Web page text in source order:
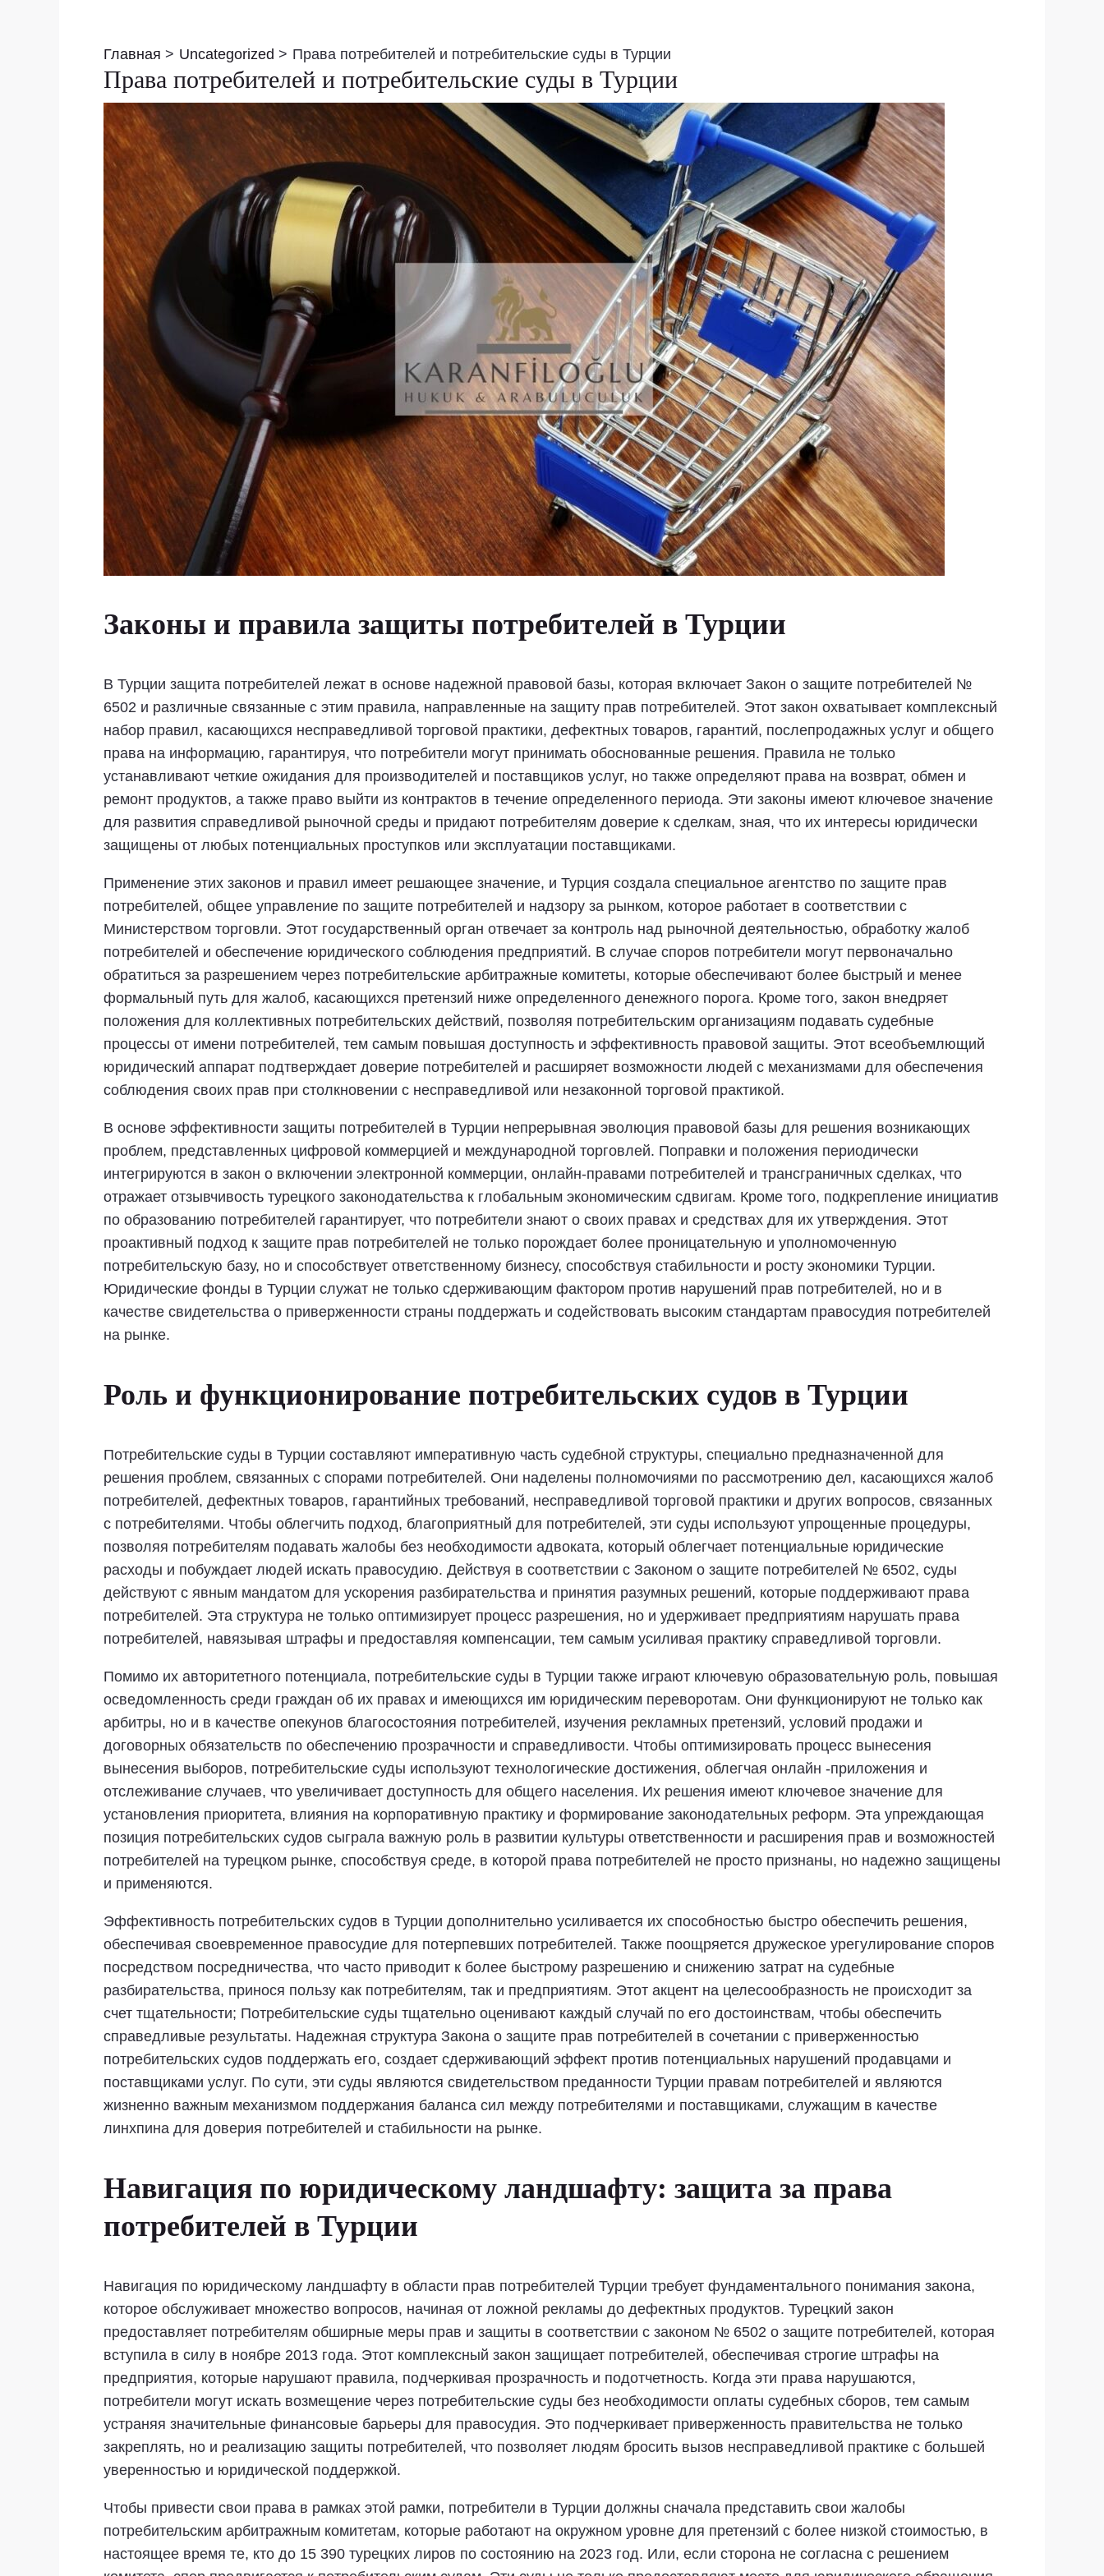
Главная Uncategorized Права потребителей и потребительские суды в Турции
Права потребителей и потребительские суды в Турции
Законы и правила защиты потребителей в Турции
В Турции защита потребителей лежат в основе надежной правовой базы, которая включает Закон о защите потребителей №
6502 и различные связанные с этим правила, направленные на защиту прав потребителей. Этот закон охватывает комплексный
набор правил, касающихся несправедливой торговой практики, дефектных товаров, гарантий, послепродажных услуг и общего
права на информацию, гарантируя, что потребители могут принимать обоснованные решения. Правила не только
устанавливают четкие ожидания для производителей и поставщиков услуг, но также определяют права на возврат, обмен и
ремонт продуктов, а также право выйти из контрактов в течение определенного периода. Эти законы имеют ключевое значение
для развития справедливой рыночной среды и придают потребителям доверие к сделкам, зная, что их интересы юридически
защищены от любых потенциальных проступков или эксплуатации поставщиками.
Применение этих законов и правил имеет решающее значение, и Турция создала специальное агентство по защите прав
потребителей, общее управление по защите потребителей и надзору за рынком, которое работает в соответствии с
Министерством торговли. Этот государственный орган отвечает за контроль над рыночной деятельностью, обработку жалоб
потребителей и обеспечение юридического соблюдения предприятий. В случае споров потребители могут первоначально
обратиться за разрешением через потребительские арбитражные комитеты, которые обеспечивают более быстрый и менее
формальный путь для жалоб, касающихся претензий ниже определенного денежного порога. Кроме того, закон внедряет
положения для коллективных потребительских действий, позволяя потребительским организациям подавать судебные
процессы от имени потребителей, тем самым повышая доступность и эффективность правовой защиты. Этот всеобъемлющий
юридический аппарат подтверждает доверие потребителей и расширяет возможности людей с механизмами для обеспечения
соблюдения своих прав при столкновении с несправедливой или незаконной торговой практикой.
В основе эффективности защиты потребителей в Турции непрерывная эволюция правовой базы для решения возникающих
проблем, представленных цифровой коммерцией и международной торговлей. Поправки и положения периодически
интегрируются в закон о включении электронной коммерции, онлайн-правами потребителей и трансграничных сделках, что
отражает отзывчивость турецкого законодательства к глобальным экономическим сдвигам. Кроме того, подкрепление инициатив
по образованию потребителей гарантирует, что потребители знают о своих правах и средствах для их утверждения. Этот
проактивный подход к защите прав потребителей не только порождает более проницательную и уполномоченную
потребительскую базу, но и способствует ответственному бизнесу, способствуя стабильности и росту экономики Турции.
Юридические фонды в Турции служат не только сдерживающим фактором против нарушений прав потребителей, но и в
качестве свидетельства о приверженности страны поддержать и содействовать высоким стандартам правосудия потребителей
на рынке.
Роль и функционирование потребительских судов в Турции
Потребительские суды в Турции составляют императивную часть судебной структуры, специально предназначенной для
решения проблем, связанных с спорами потребителей. Они наделены полномочиями по рассмотрению дел, касающихся жалоб
потребителей, дефектных товаров, гарантийных требований, несправедливой торговой практики и других вопросов, связанных
с потребителями. Чтобы облегчить подход, благоприятный для потребителей, эти суды используют упрощенные процедуры,
позволяя потребителям подавать жалобы без необходимости адвоката, который облегчает потенциальные юридические
расходы и побуждает людей искать правосудию. Действуя в соответствии с Законом о защите потребителей № 6502, суды
действуют с явным мандатом для ускорения разбирательства и принятия разумных решений, которые поддерживают права
потребителей. Эта структура не только оптимизирует процесс разрешения, но и удерживает предприятиям нарушать права
потребителей, навязывая штрафы и предоставляя компенсации, тем самым усиливая практику справедливой торговли.
Помимо их авторитетного потенциала, потребительские суды в Турции также играют ключевую образовательную роль, повышая
осведомленность среди граждан об их правах и имеющихся им юридическим переворотам. Они функционируют не только как
арбитры, но и в качестве опекунов благосостояния потребителей, изучения рекламных претензий, условий продажи и
договорных обязательств по обеспечению прозрачности и справедливости. Чтобы оптимизировать процесс вынесения
вынесения выборов, потребительские суды используют технологические достижения, облегчая онлайн -приложения и
отслеживание случаев, что увеличивает доступность для общего населения. Их решения имеют ключевое значение для
установления приоритета, влияния на корпоративную практику и формирование законодательных реформ. Эта упреждающая
позиция потребительских судов сыграла важную роль в развитии культуры ответственности и расширения прав и возможностей
потребителей на турецком рынке, способствуя среде, в которой права потребителей не просто признаны, но надежно защищены
и применяются.
Эффективность потребительских судов в Турции дополнительно усиливается их способностью быстро обеспечить решения,
обеспечивая своевременное правосудие для потерпевших потребителей. Также поощряется дружеское урегулирование споров
посредством посредничества, что часто приводит к более быстрому разрешению и снижению затрат на судебные
разбирательства, принося пользу как потребителям, так и предприятиям. Этот акцент на целесообразность не происходит за
счет тщательности; Потребительские суды тщательно оценивают каждый случай по его достоинствам, чтобы обеспечить
справедливые результаты. Надежная структура Закона о защите прав потребителей в сочетании с приверженностью
потребительских судов поддержать его, создает сдерживающий эффект против потенциальных нарушений продавцами и
поставщиками услуг. По сути, эти суды являются свидетельством преданности Турции правам потребителей и являются
жизненно важным механизмом поддержания баланса сил между потребителями и поставщиками, служащим в качестве
линхпина для доверия потребителей и стабильности на рынке.
Навигация по юридическому ландшафту: защита за права
потребителей в Турции
Навигация по юридическому ландшафту в области прав потребителей Турции требует фундаментального понимания закона,
которое обслуживает множество вопросов, начиная от ложной рекламы до дефектных продуктов. Турецкий закон
предоставляет потребителям обширные меры прав и защиты в соответствии с законом № 6502 о защите потребителей, которая
вступила в силу в ноябре 2013 года. Этот комплексный закон защищает потребителей, обеспечивая строгие штрафы на
предприятия, которые нарушают правила, подчеркивая прозрачность и подотчетность. Когда эти права нарушаются,
потребители могут искать возмещение через потребительские суды без необходимости оплаты судебных сборов, тем самым
устраняя значительные финансовые барьеры для правосудия. Это подчеркивает приверженность правительства не только
закреплять, но и реализацию защиты потребителей, что позволяет людям бросить вызов несправедливой практике с большей
уверенностью и юридической поддержкой.
Чтобы привести свои права в рамках этой рамки, потребители в Турции должны сначала представить свои жалобы
потребительским арбитражным комитетам, которые работают на окружном уровне для претензий с более низкой стоимостью, в
настоящее время те, кто до 15 390 турецких лиров по состоянию на 2023 год. Или, если сторона не согласна с решением
записям